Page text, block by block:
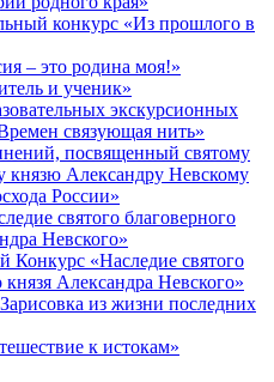
конкурс «Из прошлого в
– это родина моя!»
и ученик»
экскурсионных
связующая нить»
посвященный святому
князю Александру Невскому
России»
святого благоверного
Невского»
Конкурс «Наследие святого
князя Александра Невского»
из жизни последних
к истокам»